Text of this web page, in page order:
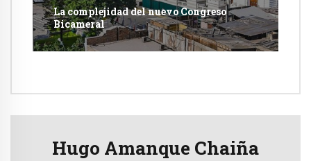
La complejidad del nuevo Congreso
Bicameral
Hugo Amanque Chaiña